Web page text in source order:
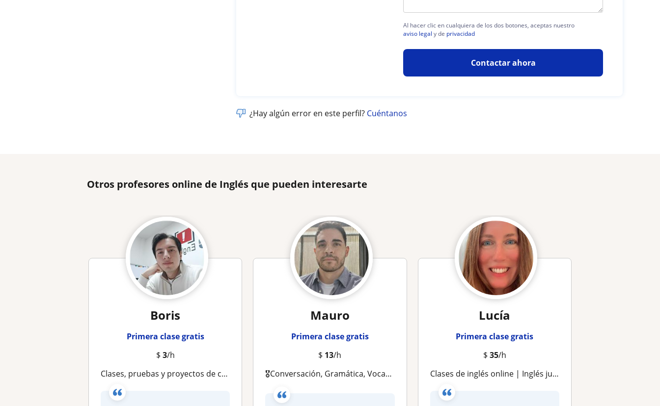
Al hacer clic en cualquiera de los dos botones, aceptas nuestro
aviso legal y de privacidad
Contactar ahora
¿Hay algún error en este perfil? Cuéntanos
Otros profesores online de Inglés que pueden interesarte
Boris
Primera clase gratis
$ 3/h
Clases, pruebas y proyectos de cualquiera materia de la carrera de Geología y Minas
Mauro
Primera clase gratis
$ 13/h
🎖️Conversación, Gramática, Vocabulario & Más | Profesor Certificado C2 | +10 años experiencia
Lucía
Primera clase gratis
$ 35/h
Clases de inglés online | Inglés jurídico, técnico y preparación universitaria